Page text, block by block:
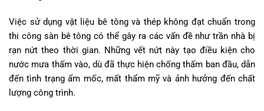
Việc sử dụng vật liệu bê tông và thép không đạt chuẩn trong
thi công sàn bê tông có thể gây ra các vấn đề như trần nhà bị
rạn nứt theo thời gian. Những vết nứt này tạo điều kiện cho
nước mưa thấm vào, dù đã thực hiện chống thấm ban đầu, dẫn
đến tình trạng ẩm mốc, mất thẩm mỹ và ảnh hưởng đến chất
lượng công trình.